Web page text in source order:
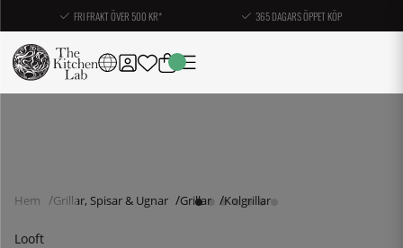
FRI FRAKT ÖVER 500 KR* 365 DAGARS ÖPPET KÖP
Hem Grillar, Spisar & Ugnar Grillar Kolgrillar
Looft